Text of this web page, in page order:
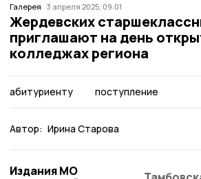
Галерея 3 апреля 2025, 09:01
Жердевских
приглашают на день
колледжах региона
абитуриенту поступление
Автор: Ирина Старова
Издания МО